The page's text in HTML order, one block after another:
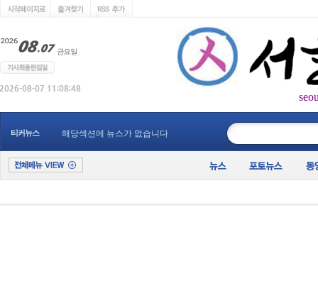
티커뉴스 해당섹션에 뉴스가 없습니다